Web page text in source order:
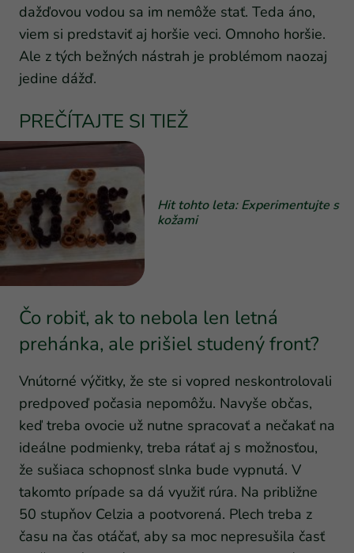
dažďovou vodou sa im nemôže stať. Teda áno,
viem si predstaviť aj horšie veci. Omnoho horšie.
Ale z tých bežných nástrah je problémom naozaj
jedine dážď.
PREČÍTAJTE SI TIEŽ
Hit tohto leta: Experimentujte s
kožami
Čo robiť, ak to nebola len letná
prehánka, ale prišiel studený front?
Vnútorné výčitky, že ste si vopred neskontrolovali
predpoveď počasia nepomôžu. Navyše občas,
keď treba ovocie už nutne spracovať a nečakať na
ideálne podmienky, treba rátať aj s možnosťou,
že sušiaca schopnosť slnka bude vypnutá. V
takomto prípade sa dá využiť rúra. Na približne
50 stupňov Celzia a pootvorená. Plech treba z
času na čas otáčať, aby sa moc nepresušila časť